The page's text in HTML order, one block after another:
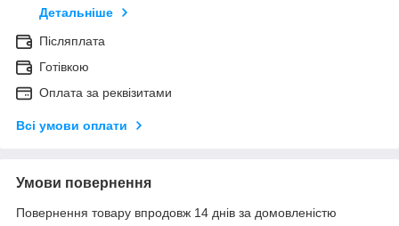
Детальніше
Післяплата
Готівкою
Оплата за реквізитами
Всі умови оплати
Умови повернення
Повернення товару впродовж 14 днів за домовленістю